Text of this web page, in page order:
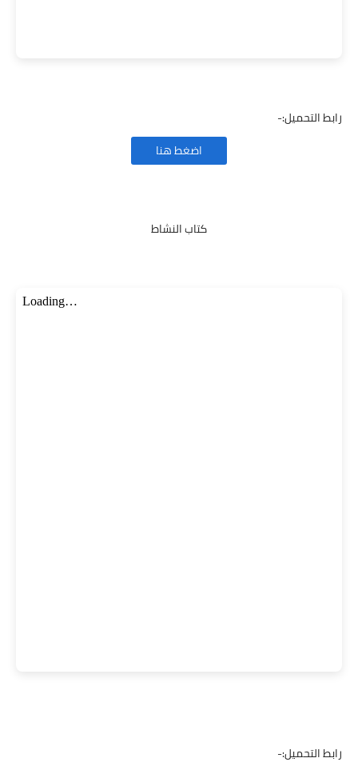
رابط التحميل:-
اضغط هنا
كتاب النشاط
رابط التحميل:-